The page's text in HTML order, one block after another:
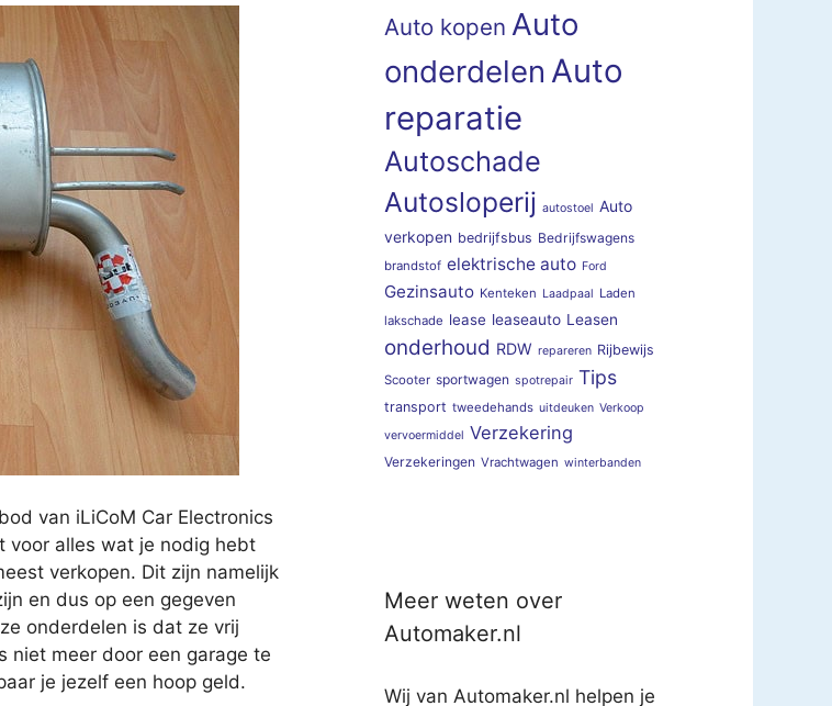
van iLiCoM Car Electronics
voor alles wat je nodig hebt
verkopen. Dit zijn namelijk
en dus op een gegeven
onderdelen is dat ze vrij
niet meer door een garage te
je jezelf een hoop geld.
Auto kopen Auto
onderdelen Auto
reparatie
Autoschade
Autosloperij autostoel Auto
verkopen bedrijfsbus Bedrijfswagens
brandstof elektrische auto Ford
Gezinsauto Kenteken Laadpaal Laden
lakschade lease leaseauto Leasen
onderhoud RDW repareren Rijbewijs
Scooter sportwagen spotrepair Tips
transport tweedehands uitdeuken Verkoop
vervoermiddel Verzekering
Verzekeringen Vrachtwagen winterbanden
Meer weten over
Automaker.nl
Wij van Automaker.nl helpen je